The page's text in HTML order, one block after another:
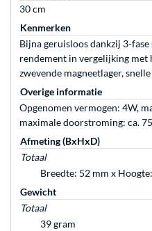
30 cm
Kenmerken
Bijna geruisloos dankzij 3-
rendement in vergelijking met
zwevende magneetlager,
Overige informatie
Opgenomen vermogen: 4W,
maximale doorstroming: ca.
Afmeting (BxHxD)
Totaal
Breedte: 52 mm x
Gewicht
Totaal
39 gram